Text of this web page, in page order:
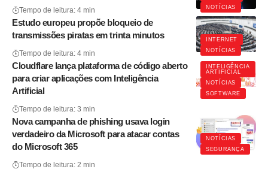
NOTÍCIAS
Tempo de leitura: 4 min
INTERNET
NOTÍCIAS
Estudo europeu propõe bloqueio de
transmissões piratas em trinta minutos
Tempo de leitura: 4 min
INTELIGÊNCIA
ARTIFICIAL
NOTÍCIAS
SOFTWARE
Cloudflare lança plataforma de código aberto
para criar aplicações com Inteligência
Artificial
Tempo de leitura: 3 min
NOTÍCIAS
SEGURANÇA
Nova campanha de phishing usava login
verdadeiro da Microsoft para atacar contas
do Microsoft 365
Tempo de leitura: 2 min